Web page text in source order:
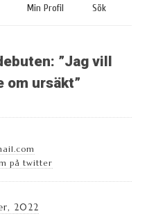
Min Profil Sök
”Jag vill
om ursäkt”
på twitter
2022